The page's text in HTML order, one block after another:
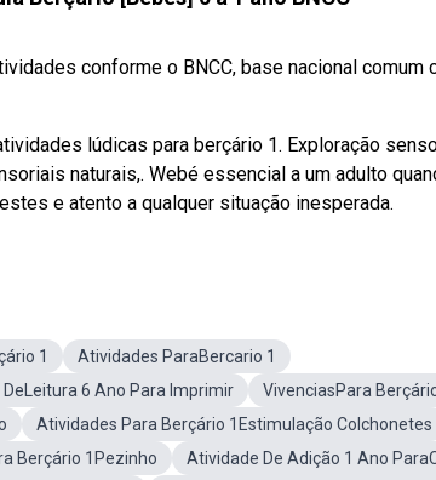
conforme o BNCC, base nacional comum
lúdicas para berçário 1. Exploração
naturais,. Webé essencial a um adulto
e atento a qualquer situação inesperada.
1
Atividades ParaBercario 1
DeLeitura 6 Ano Para Imprimir
VivenciasPara
Atividades Para Berçário 1Estimulação Colchonetes
Berçário 1Pezinho
Atividade De Adição 1 Ano